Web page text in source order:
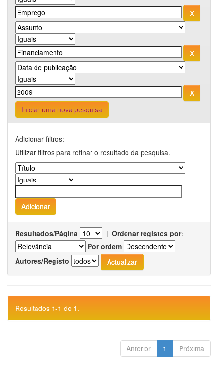
Iniciar uma nova pesquisa
Adicionar filtros:
Utilizar filtros para refinar o resultado da pesquisa.
Resultados/Página | Ordenar registos por:
Por ordem
Autores/Registo
Resultados 1-1 de 1.
Anterior 1 Próxima